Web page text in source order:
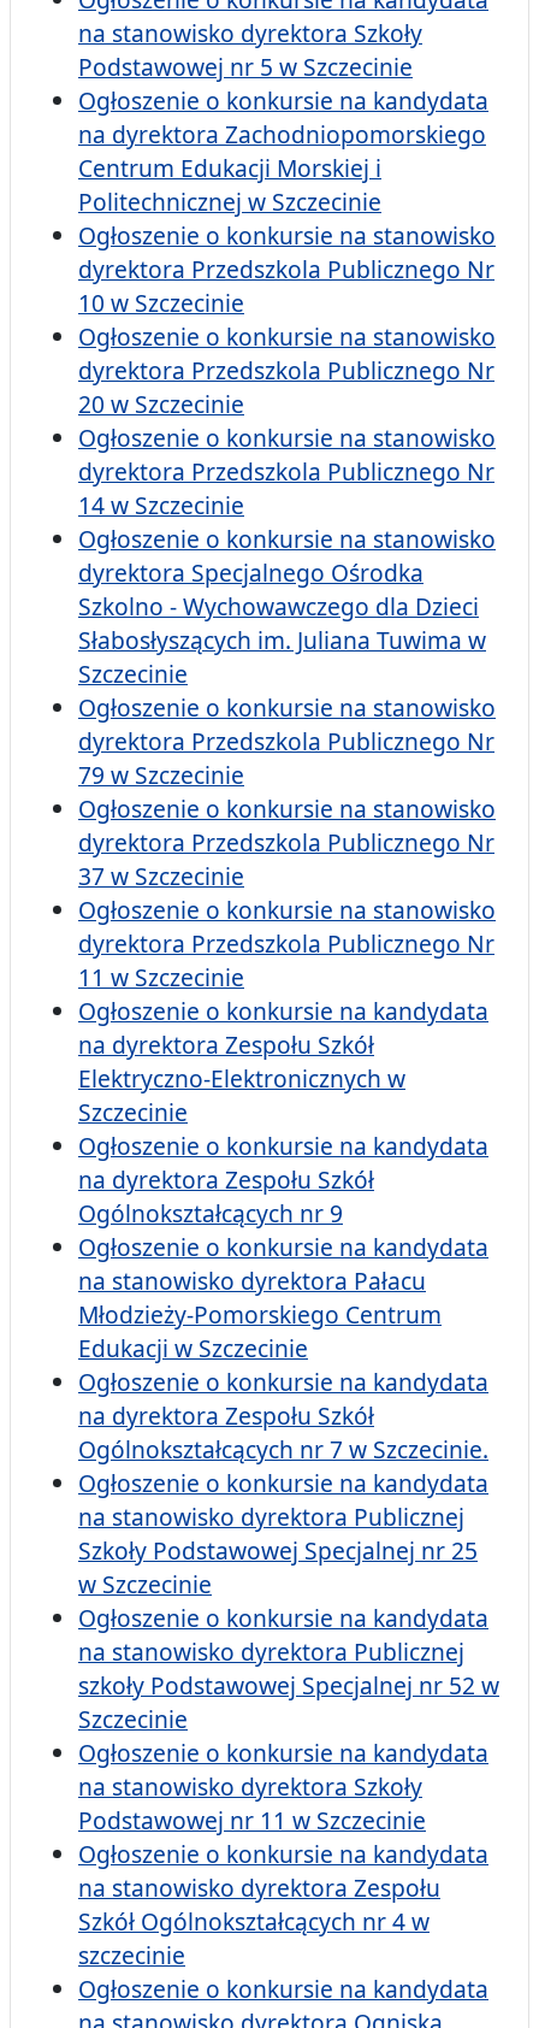
na stanowisko dyrektora Szkoły
Podstawowej nr 5 w Szczecinie
Ogłoszenie o konkursie na kandydata
na dyrektora Zachodniopomorskiego
Centrum Edukacji Morskiej i
Politechnicznej w Szczecinie
Ogłoszenie o konkursie na stanowisko
dyrektora Przedszkola Publicznego Nr
10 w Szczecinie
Ogłoszenie o konkursie na stanowisko
dyrektora Przedszkola Publicznego Nr
20 w Szczecinie
Ogłoszenie o konkursie na stanowisko
dyrektora Przedszkola Publicznego Nr
14 w Szczecinie
Ogłoszenie o konkursie na stanowisko
dyrektora Specjalnego Ośrodka
Szkolno - Wychowawczego dla Dzieci
Słabosłyszących im. Juliana Tuwima w
Szczecinie
Ogłoszenie o konkursie na stanowisko
dyrektora Przedszkola Publicznego Nr
79 w Szczecinie
Ogłoszenie o konkursie na stanowisko
dyrektora Przedszkola Publicznego Nr
37 w Szczecinie
Ogłoszenie o konkursie na stanowisko
dyrektora Przedszkola Publicznego Nr
11 w Szczecinie
Ogłoszenie o konkursie na kandydata
na dyrektora Zespołu Szkół
Elektryczno-Elektronicznych w
Szczecinie
Ogłoszenie o konkursie na kandydata
na dyrektora Zespołu Szkół
Ogólnokształcących nr 9
Ogłoszenie o konkursie na kandydata
na stanowisko dyrektora Pałacu
Młodzieży-Pomorskiego Centrum
Edukacji w Szczecinie
Ogłoszenie o konkursie na kandydata
na dyrektora Zespołu Szkół
Ogólnokształcących nr 7 w Szczecinie.
Ogłoszenie o konkursie na kandydata
na stanowisko dyrektora Publicznej
Szkoły Podstawowej Specjalnej nr 25
w Szczecinie
Ogłoszenie o konkursie na kandydata
na stanowisko dyrektora Publicznej
szkoły Podstawowej Specjalnej nr 52 w
Szczecinie
Ogłoszenie o konkursie na kandydata
na stanowisko dyrektora Szkoły
Podstawowej nr 11 w Szczecinie
Ogłoszenie o konkursie na kandydata
na stanowisko dyrektora Zespołu
Szkół Ogólnokształcących nr 4 w
szczecinie
Ogłoszenie o konkursie na kandydata